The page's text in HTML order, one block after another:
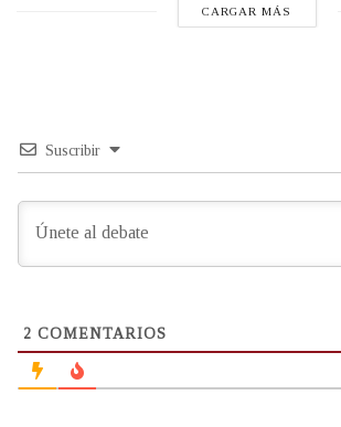
CARGAR MÁS
Suscribir
2 COMENTARIOS